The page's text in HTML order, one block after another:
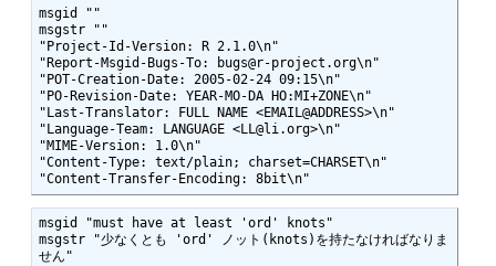
msgid ""
msgstr ""
"Project-Id-Version: R 2.1.0\n"
"Report-Msgid-Bugs-To: bugs@r-project.org\n"
"POT-Creation-Date: 2005-02-24 09:15\n"
"PO-Revision-Date: YEAR-MO-DA HO:MI+ZONE\n"
"Last-Translator: FULL NAME <EMAIL@ADDRESS>\n"
"Language-Team: LANGUAGE <LL@li.org>\n"
"MIME-Version: 1.0\n"
"Content-Type: text/plain; charset=CHARSET\n"
"Content-Transfer-Encoding: 8bit\n"
msgid "must have at least 'ord' knots"
msgstr "少なくとも 'ord' ノット(knots)を持たなければなりま
せん"